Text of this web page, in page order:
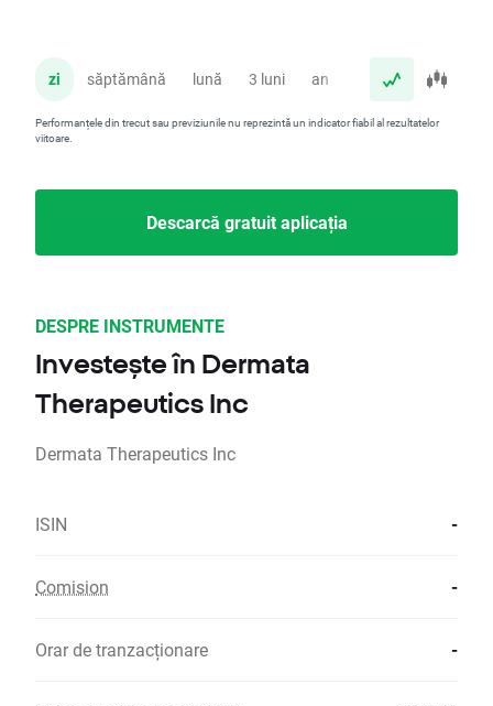
zi săptămână lună 3 luni an
Performanțele din trecut sau previziunile nu reprezintă un indicator fiabil al rezultatelor
viitoare.
Descarcă gratuit aplicația
DESPRE INSTRUMENTE
Investește în Dermata
Therapeutics Inc
Dermata Therapeutics Inc
ISIN -
Comision -
Orar de tranzacționare -